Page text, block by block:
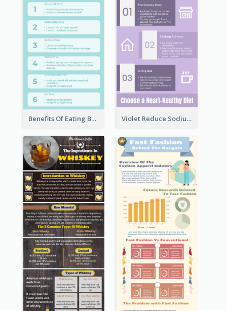
Benefits Of Eating Banana Infographic Violet Reduce Sodium Infographic Idea Design